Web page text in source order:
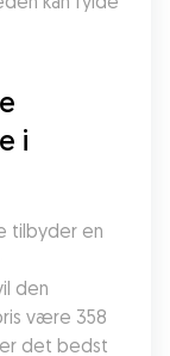
i
tilbyder en
den
være 358
er det bedst